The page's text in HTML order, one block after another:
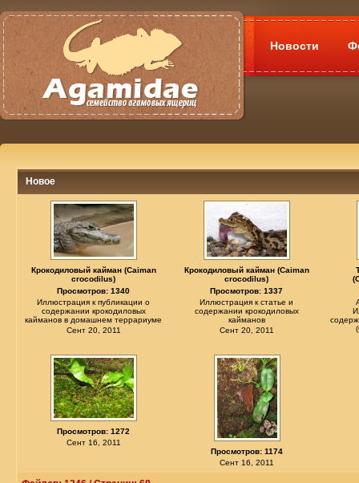
Новости
Новое
Крокодиловый кайман (Caiman
crocodilus)
Просмотров: 1340
Иллюстрация к публикации о
содержании крокодиловых
кайманов в домашнем террариуме
Сент 20, 2011
Крокодиловый кайман (Caiman
crocodilus)
Просмотров: 1337
Иллюстрация к статье и
содержании крокодиловых
кайманов
Сент 20, 2011
Просмотров: 1272
Сент 16, 2011
Просмотров: 1174
Сент 16, 2011